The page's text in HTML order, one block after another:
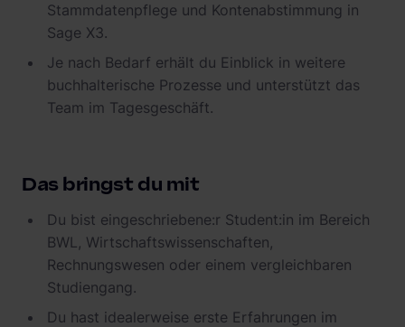
Stammdatenpflege und Kontenabstimmung in
Sage X3.
Je nach Bedarf erhält du Einblick in weitere
buchhalterische Prozesse und unterstützt das
Team im Tagesgeschäft.
Das bringst du mit
Du bist eingeschriebene:r Student:in im Bereich
BWL, Wirtschaftswissenschaften,
Rechnungswesen oder einem vergleichbaren
Studiengang.
Du hast idealerweise erste Erfahrungen im